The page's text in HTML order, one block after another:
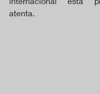
atenta.